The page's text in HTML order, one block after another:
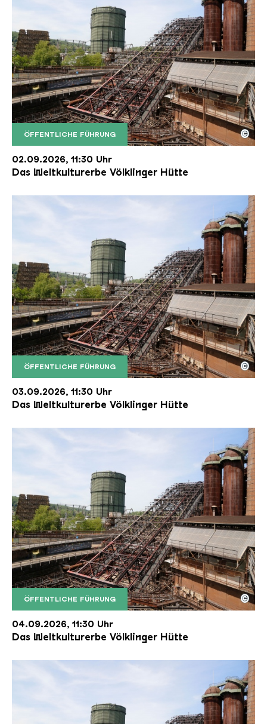
ÖFFENTLICHE FÜHRUNG
Der Erzschrägaufzug der Völklinger Hütte mit
Copyright: Weltkulturerbe Völklinger Hütte | Karl
©
02.09.2026, 11:30 Uhr
Das Weltkulturerbe Völklinger Hütte
ÖFFENTLICHE FÜHRUNG
Der Erzschrägaufzug der Völklinger Hütte mit
Copyright: Weltkulturerbe Völklinger Hütte | Karl
©
03.09.2026, 11:30 Uhr
Das Weltkulturerbe Völklinger Hütte
ÖFFENTLICHE FÜHRUNG
Der Erzschrägaufzug der Völklinger Hütte mit
Copyright: Weltkulturerbe Völklinger Hütte | Karl
©
04.09.2026, 11:30 Uhr
Das Weltkulturerbe Völklinger Hütte